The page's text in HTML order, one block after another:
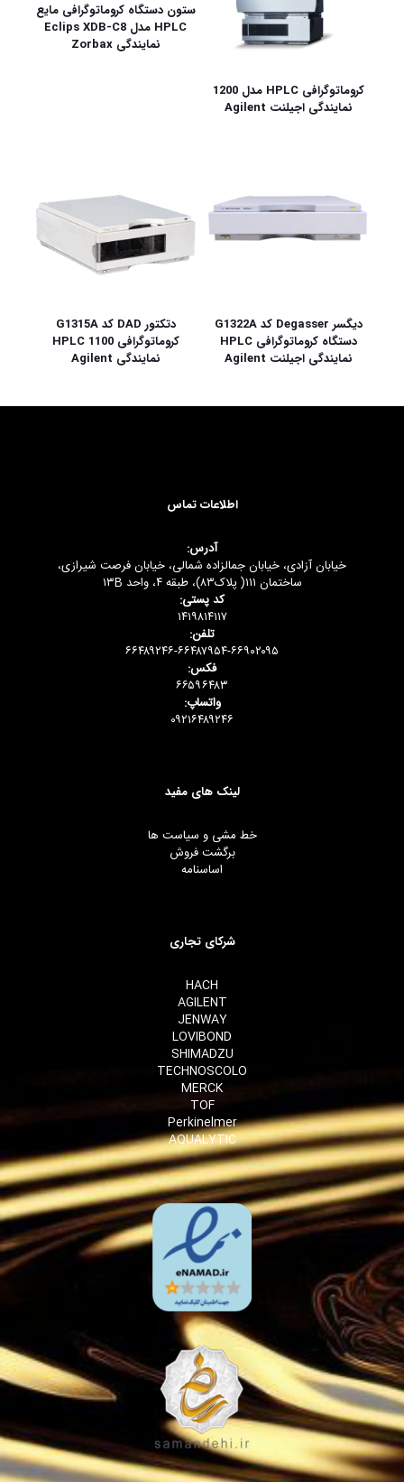
کروماتوگرافی HPLC مدل 1200
نمایندگی اجیلنت Agilent
ستون دستگاه کروماتوگرافی مایع
HPLC مدل Eclips XDB-C8
نمایندگی Zorbax
دیگسر Degasser کد G1322A
دستگاه کروماتوگرافی HPLC
نمایندگی اجیلنت Agilent
دتکتور DAD کد G1315A
کروماتوگرافی HPLC 1100
نمایندگی Agilent
اطلاعات تماس
آدرس:
خیابان آزادی، خیابان جمالزاده شمالی، خیابان فرصت شیرازی،
ساختمان ۱۱۱( پلاک۸۳)، طبقه ۴، واحد ۱۳B
کد پستی:
۱۴۱۹۸۱۴۱۱۷
تلفن:
۶۶۴۸۹۲۴۶-۶۶۴۸۷۹۵۴-۶۶۹۰۲۰۹۵
فکس:
۶۶۵۹۶۴۸۳
واتساپ:
۰۹۲۱۶۴۸۹۲۴۶
لینک های مفید
خط مشی و سیاست ها
برگشت فروش
اساسنامه
شرکای تجاری
HACH
AGILENT
JENWAY
LOVIBOND
SHIMADZU
TECHNOSCOLO
MERCK
TOF
Perkinelmer
AQUALYTIC